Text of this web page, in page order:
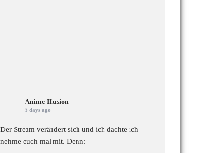
Anime Illusion
5 days ago
Der Stream verändert sich und ich dachte ich
nehme euch mal mit. Denn: